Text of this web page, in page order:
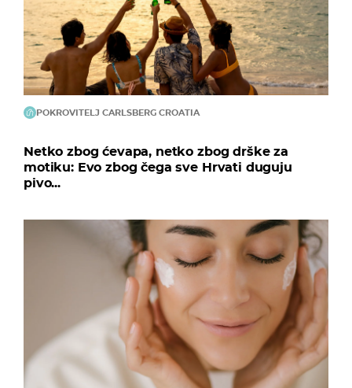
POKROVITELJ CARLSBERG CROATIA
Netko zbog ćevapa, netko zbog drške za
motiku: Evo zbog čega sve Hrvati duguju
pivo...